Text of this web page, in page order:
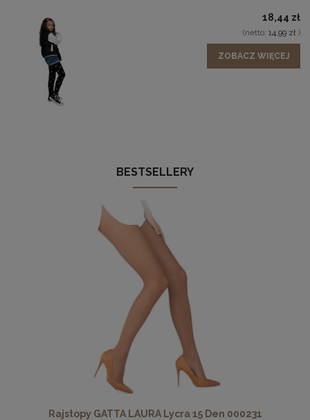
18,44 zł
(netto: 14,99 zł )
ZOBACZ WIĘCEJ
BESTSELLERY
Rajstopy GATTA LAURA Lycra 15 Den 000231